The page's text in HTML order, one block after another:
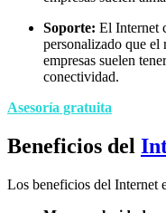
Soporte: El Internet
personalizado que el
empresas suelen
conectividad.
Asesoría gratuita
Beneficios del
Los beneficios del Internet